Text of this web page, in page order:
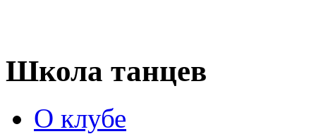
Школа танцев
О клубе